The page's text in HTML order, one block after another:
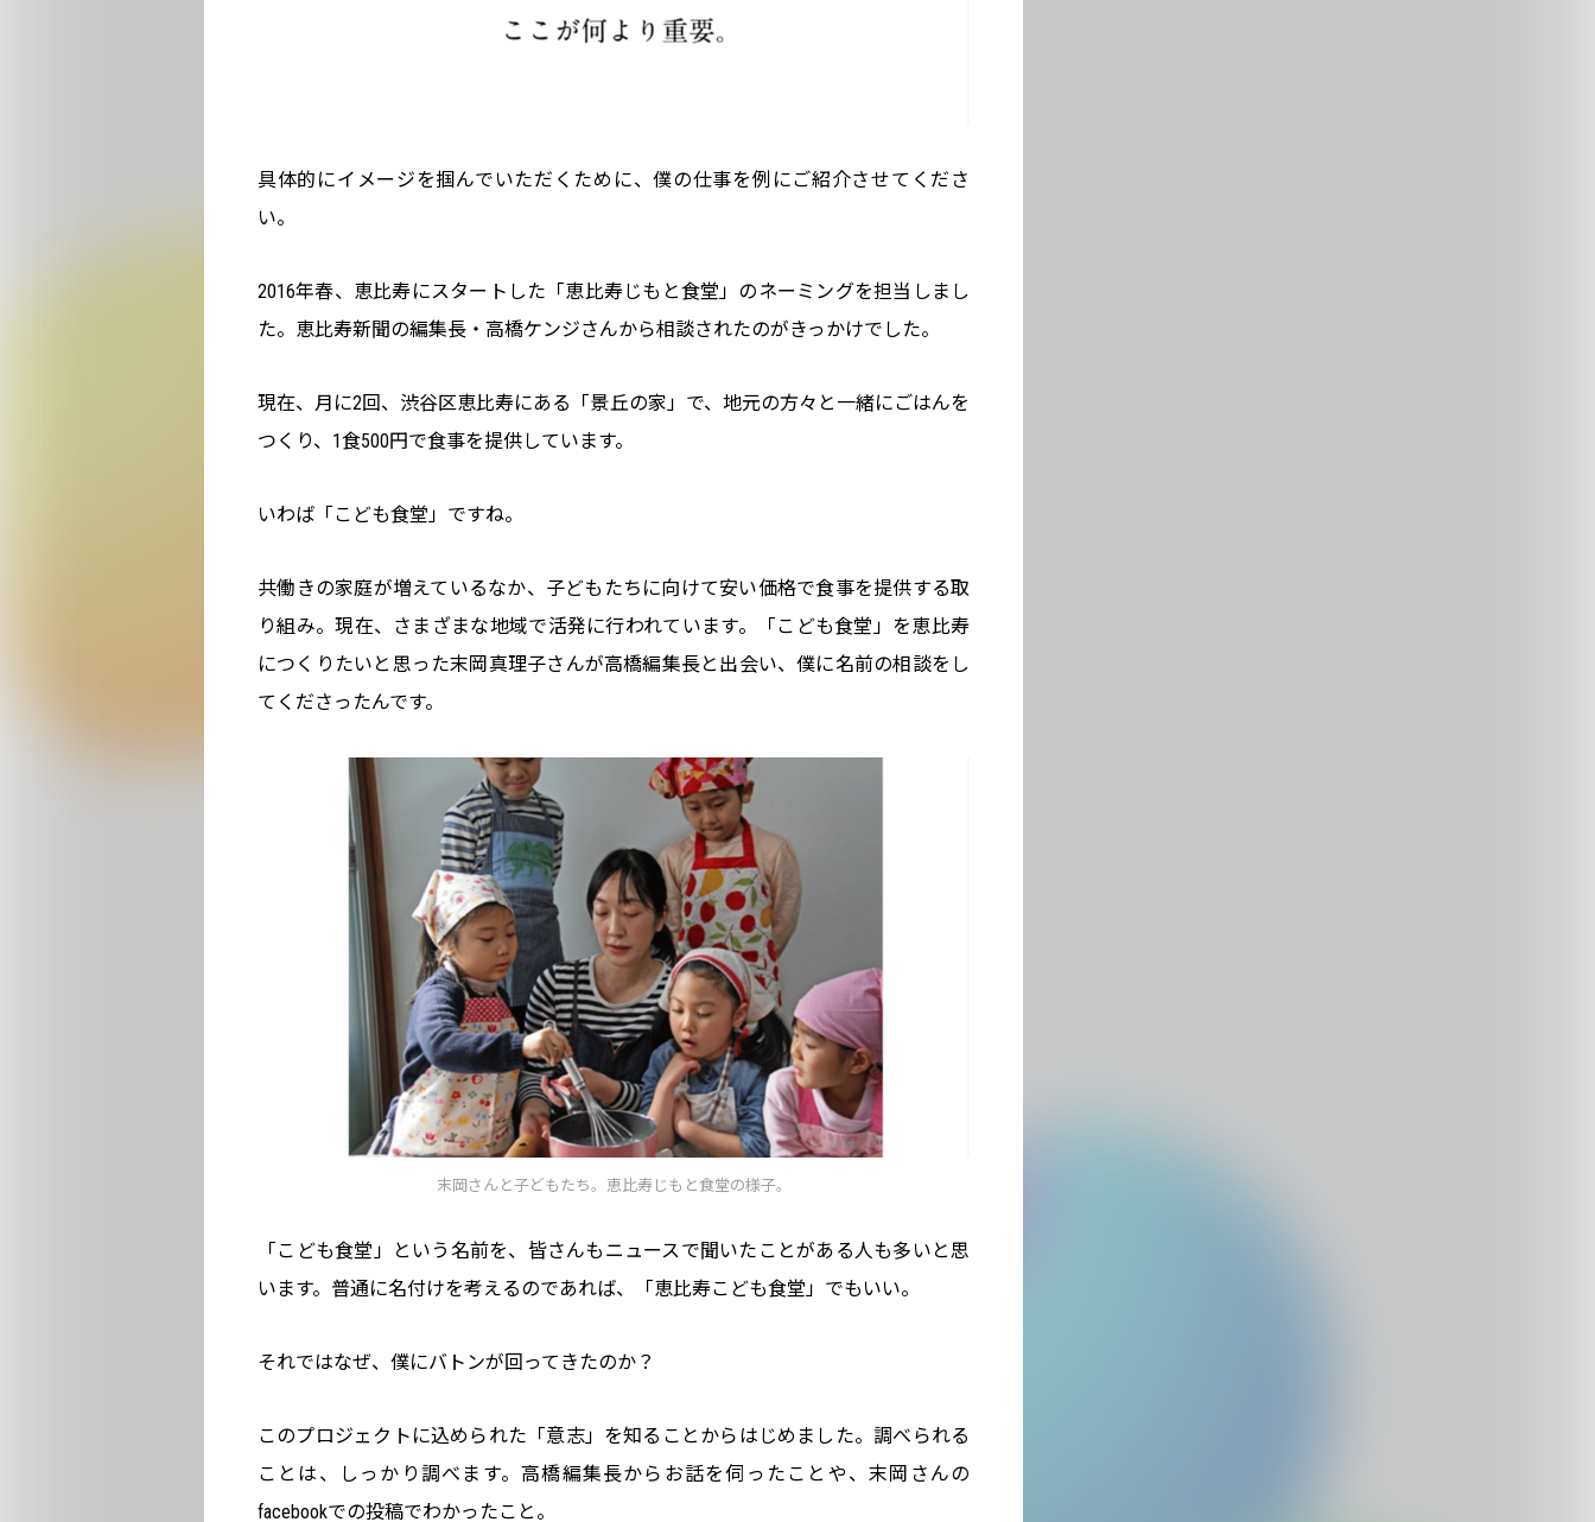
具体的にイメージを掴んでいただくために、僕の仕事を例にご紹介させてくださ
い。
2016年春、恵比寿にスタートした「恵比寿じもと食堂」のネーミングを担当しまし
た。恵比寿新聞の編集長・高橋ケンジさんから相談されたのがきっかけでした。
現在、月に2回、渋谷区恵比寿にある「景丘の家」で、地元の方々と一緒にごはんを
つくり、1食500円で食事を提供しています。
いわば「こども食堂」ですね。
共働きの家庭が増えているなか、子どもたちに向けて安い価格で食事を提供する取
り組み。現在、さまざまな地域で活発に行われています。「こども食堂」を恵比寿
につくりたいと思った末岡真理子さんが高橋編集長と出会い、僕に名前の相談をし
てくださったんです。
末岡さんと子どもたち。恵比寿じもと食堂の様子。
「こども食堂」という名前を、皆さんもニュースで聞いたことがある人も多いと思
います。普通に名付けを考えるのであれば、「恵比寿こども食堂」でもいい。
それではなぜ、僕にバトンが回ってきたのか？
このプロジェクトに込められた「意志」を知ることからはじめました。調べられる
ことは、しっかり調べます。高橋編集長からお話を伺ったことや、末岡さんの
facebookでの投稿でわかったこと。